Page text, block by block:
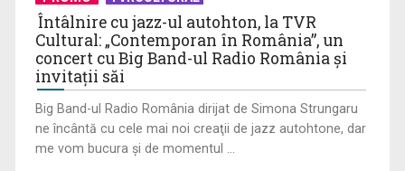
Întâlnire cu jazz-ul autohton, la TVR
Cultural: „Contemporan în România”, un
concert cu Big Band-ul Radio România şi
invitaţii săi
Big Band-ul Radio România dirijat de Simona Strungaru
ne încântă cu cele mai noi creaţii de jazz autohtone, dar
me vom bucura şi de momentul ...